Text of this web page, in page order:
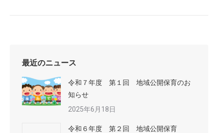
最近のニュース
令和７年度 第１回 地域公開保育のお
知らせ
2025年6月18日
令和６年度 第２回 地域公開保育